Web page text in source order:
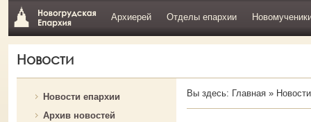
Архиерей Отделы епархии
Новости
Новости епархии
Архив новостей
Вы здесь: Главная» Новости